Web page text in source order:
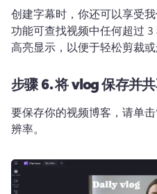
创建字幕时，你还可以享受
功能可查找视频中任何超过
高亮显示，以便于轻松剪裁或
步骤 6.将 vlog 保存并
要保存你的视频博客，请单
辨率。